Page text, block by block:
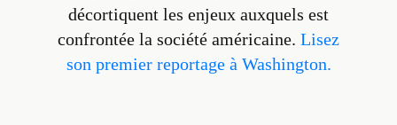
décortiquent les enjeux auxquels est
confrontée la société américaine. Lisez
son premier reportage à Washington.